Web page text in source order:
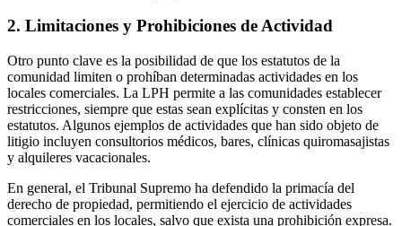
2. Limitaciones y Prohibiciones de Actividad
Otro punto clave es la posibilidad de que los estatutos de la
comunidad limiten o prohíban determinadas actividades en los
locales comerciales. La LPH permite a las comunidades establecer
restricciones, siempre que estas sean explícitas y consten en los
estatutos. Algunos ejemplos de actividades que han sido objeto de
litigio incluyen consultorios médicos, bares, clínicas quiromasajistas
y alquileres vacacionales.
En general, el Tribunal Supremo ha defendido la primacía del
derecho de propiedad, permitiendo el ejercicio de actividades
comerciales en los locales, salvo que exista una prohibición expresa.